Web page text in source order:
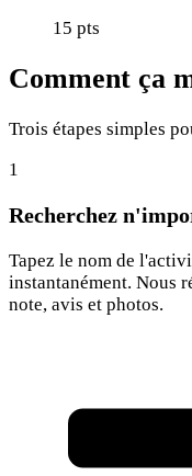
15 pts
Comment ça
Trois étapes simples
1
Recherchez
Tapez le nom de
instantanément. Nous
note, avis et photos.